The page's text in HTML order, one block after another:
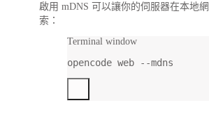
啟用 mDNS 可以讓你的伺服器在本地
索：
Terminal window
opencode web --mdns